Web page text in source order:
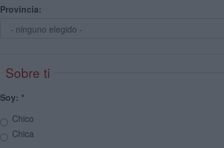
Provincia:
Sobre ti
Soy: *
Chico
Chica